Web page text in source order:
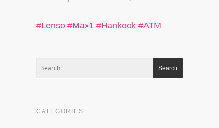
#Lenso #Max1 #Hankook #ATM
CATEGORIES